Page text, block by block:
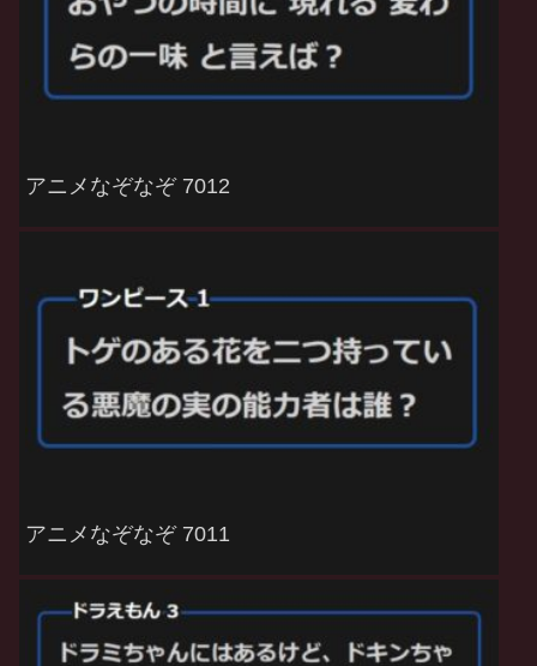
アニメなぞなぞ 7012
アニメなぞなぞ 7011